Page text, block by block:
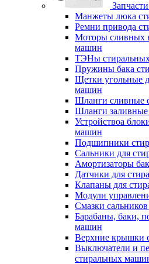
Манжеты люка
Ремни привода
Моторы сливных
машин
ТЭНы
Пружины бака
Щетки угольные
машин
Шланги сливные
Шланги
Устройствоа
машин
Подшипники
Сальники для
Амортизаторы
Датчики для
Клапаны для
Модули
Смазки
Барабаны, баки,
машин
Верхние крышки
Выключатели и
стиральных